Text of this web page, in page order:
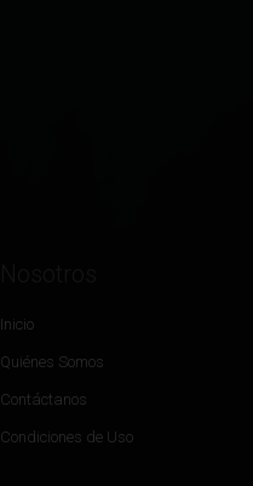
Inicio
Quiénes Somos
Contáctanos
Condiciones de Uso